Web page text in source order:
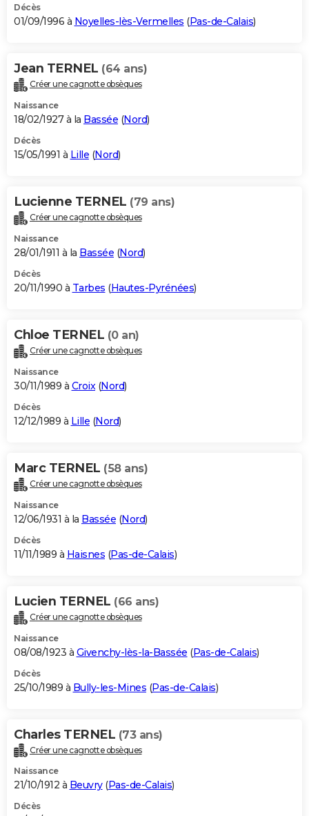
Décès
01/09/1996 à Noyelles-lès-Vermelles (Pas-de-Calais)
Jean TERNEL (64 ans)
Créer une cagnotte obsèques
Naissance
18/02/1927 à la Bassée (Nord)
Décès
15/05/1991 à Lille (Nord)
Lucienne TERNEL (79 ans)
Créer une cagnotte obsèques
Naissance
28/01/1911 à la Bassée (Nord)
Décès
20/11/1990 à Tarbes (Hautes-Pyrénées)
Chloe TERNEL (0 an)
Créer une cagnotte obsèques
Naissance
30/11/1989 à Croix(Nord)
Décès
12/12/1989 à Lille (Nord)
Marc TERNEL (58 ans)
Créer une cagnotte obsèques
Naissance
12/06/1931 à la Bassée (Nord)
Décès
11/11/1989 à Haisnes (Pas-de-Calais)
Lucien TERNEL (66 ans)
Créer une cagnotte obsèques
Naissance
08/08/1923 à Givenchy-lès-la-Bassée (Pas-de-Calais)
Décès
25/10/1989 à Bully-les-Mines (Pas-de-Calais)
Charles TERNEL (73 ans)
Créer une cagnotte obsèques
Naissance
21/10/1912 à Beuvry(Pas-de-Calais)
Décès